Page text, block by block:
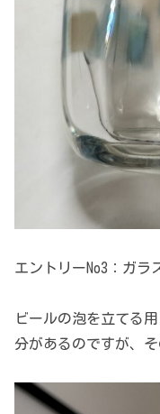
エントリーNo3：ガラ
ビールの泡を立てる
分があるのですが、